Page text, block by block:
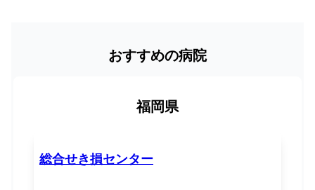
おすすめの病院
福岡県
総合せき損センター